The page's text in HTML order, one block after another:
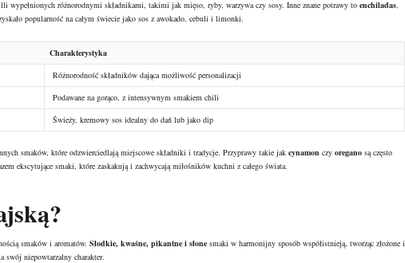
wypełnionych różnorodnymi składnikami, takimi jak mięso, ryby, warzywa czy sosy. Inne znane potrawy to enchiladas,
popularność na całym świecie jako sos z awokado, cebuli i limonki.
Charakterystyka
Różnorodność składników dająca możliwość personalizacji
Podawane na gorąco, z intensywnym smakiem chili
Świeży, kremowy sos idealny do dań lub jako dip
smaków, które odzwierciedlają miejscowe składniki i tradycje. Przyprawy takie jak cynamon czy oregano są często
ekscytujące smaki, które zaskakują i zachwycają miłośników kuchni z całego świata.
smaków i aromatów. Słodkie, kwaśne, pikantne i słone smaki w harmonijny sposób współistnieją, tworząc złożone i
swój niepowtarzalny charakter.